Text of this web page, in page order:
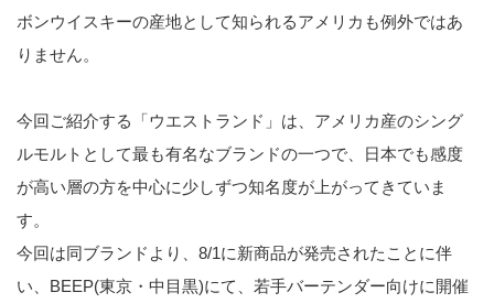
ボンウイスキーの産地として知られるアメリカも例外ではあ
りません。
今回ご紹介する「ウエストランド」は、アメリカ産のシング
ルモルトとして最も有名なブランドの一つで、日本でも感度
が高い層の方を中心に少しずつ知名度が上がってきていま
す。
今回は同ブランドより、8/1に新商品が発売されたことに伴
い、BEEP(東京・中目黒)にて、若手バーテンダー向けに開催